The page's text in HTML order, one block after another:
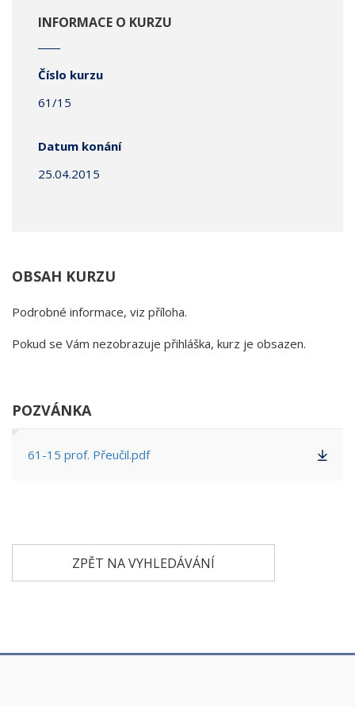
INFORMACE O KURZU
Číslo kurzu
61/15
Datum konání
25.04.2015
OBSAH KURZU
Podrobné informace, viz příloha.
Pokud se Vám nezobrazuje přihláška, kurz je obsazen.
POZVÁNKA
61-15 prof. Přeučil.pdf
ZPĚT NA VYHLEDÁVÁNÍ